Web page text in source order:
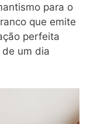
para o
que emite
perfeita
um dia